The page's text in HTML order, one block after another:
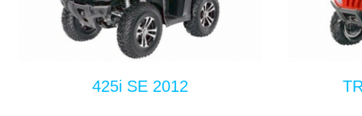
425i SE 2012